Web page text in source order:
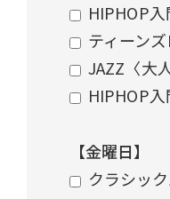
HIPHOP
ティーン
JAZZ〈大
HIPHOP
【金曜日】
クラシッ